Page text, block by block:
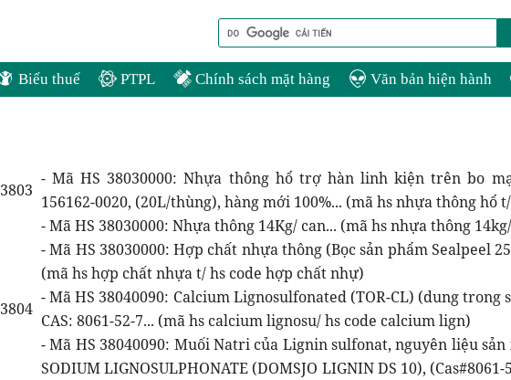
Biểu thuế PTPL Chính sách mặt hàng Văn bản hiện hành
3803
- Mã HS 38030000: Nhựa thông hổ trợ hàn linh kiện trên bo
156162-0020, (20L/thùng), hàng mới 100%... (mã hs nhựa thông hổ
- Mã HS 38030000: Nhựa thông 14Kg/ can... (mã hs nhựa thông
- Mã HS 38030000: Hợp chất nhựa thông (Bọc sản phẩm Sealpeel
(mã hs hợp chất nhựa t/ hs code hợp chất nhự)
3804
- Mã HS 38040090: Calcium Lignosulfonated (TOR-CL) (dung
CAS: 8061-52-7... (mã hs calcium lignosu/ hs code calcium lign)
- Mã HS 38040090: Muối Natri của Lignin sulfonat, nguyên liệu
SODIUM LIGNOSULPHONATE (DOMSJO LIGNIN DS 10),